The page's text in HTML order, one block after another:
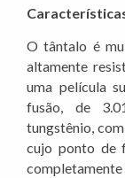
O tântalo é
altamente
uma película
fusão, de
tungstênio,
cujo ponto de
completamente